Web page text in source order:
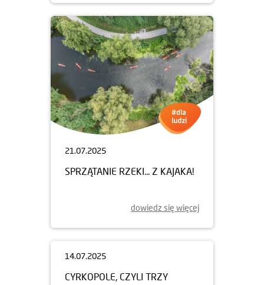
21.07.2025
SPRZĄTANIE RZEKI... Z KAJAKA!
dowiedz się więcej